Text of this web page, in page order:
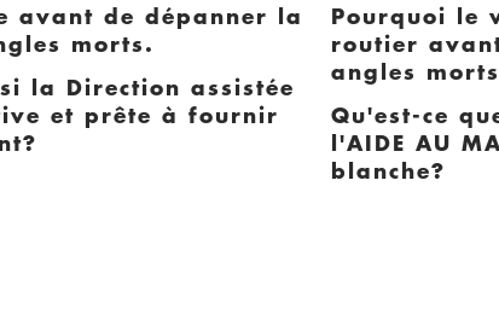
avant de dépanner la
morts.
la Direction assistée
et prête à fournir
Pourquoi le
routier
angles
Qu'est-ce
l'AIDE AU
blanche?